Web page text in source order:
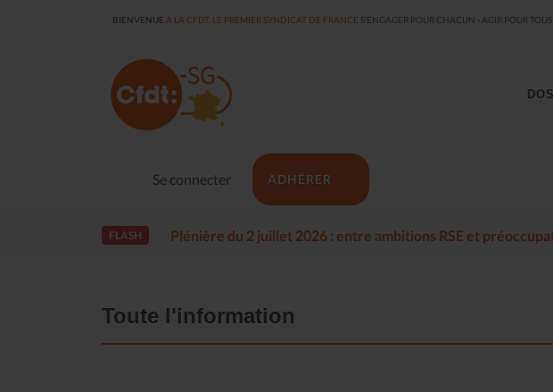
BIENVENUE À LA CFDT, LE PREMIER SYNDICAT DE FRANCE S'ENGAGER POUR CHACUN - AGIR POUR TOUS
Se connecter ADHÉRER
FLASH Plénière du 2 juillet 2026 : entre ambitions RSE et
Toute l'information